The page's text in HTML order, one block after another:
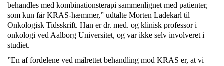
behandles med kombinationsterapi sammenlignet med patienter,
som kun får KRAS-hæmmer,” udtalte Morten Ladekarl til
Onkologisk Tidsskrift. Han er dr. med. og klinisk professor i
onkologi ved Aalborg Universitet, og var ikke selv involveret i
studiet.
”En af fordelene ved målrettet behandling mod KRAS er, at vi